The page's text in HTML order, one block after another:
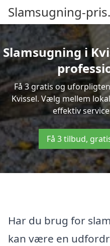
Slamsugning-
Slamsugning i
Få 3 gratis og
Kvissel. Vælg mellem
effektiv
Få 3 tilbud,
Har du brug for
kan være en